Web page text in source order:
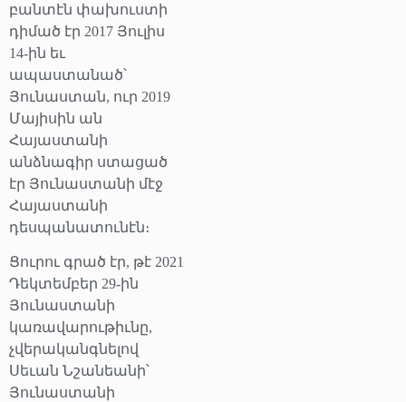
բանտէն փախուստի
դիմած էր 2017 Յուլիս
14-ին եւ
ապաստանած՝
Յունաստան, ուր 2019
Մայիսին ան
Հայաստանի
անձնագիր ստացած
էր Յունաստանի մէջ
Հայաստանի
դեսպանատունէն։
Ցուրու գրած էր, թէ 2021
Դեկտեմբեր 29-ին
Յունաստանի
կառավարութիւնը,
չվերականգնելով
Սեւան Նշանեանի՝
Յունաստանի